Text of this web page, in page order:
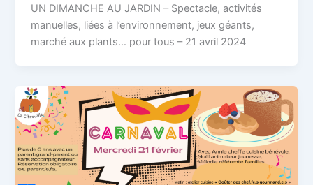
UN DIMANCHE AU JARDIN – Spectacle, activités
manuelles, liées à l’environnement, jeux géants,
marché aux plants… pour tous – 21 avril 2024